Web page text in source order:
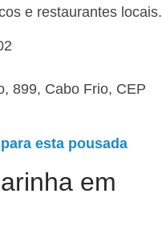
e restaurantes locais.
899, Cabo Frio, CEP
esta pousada
em